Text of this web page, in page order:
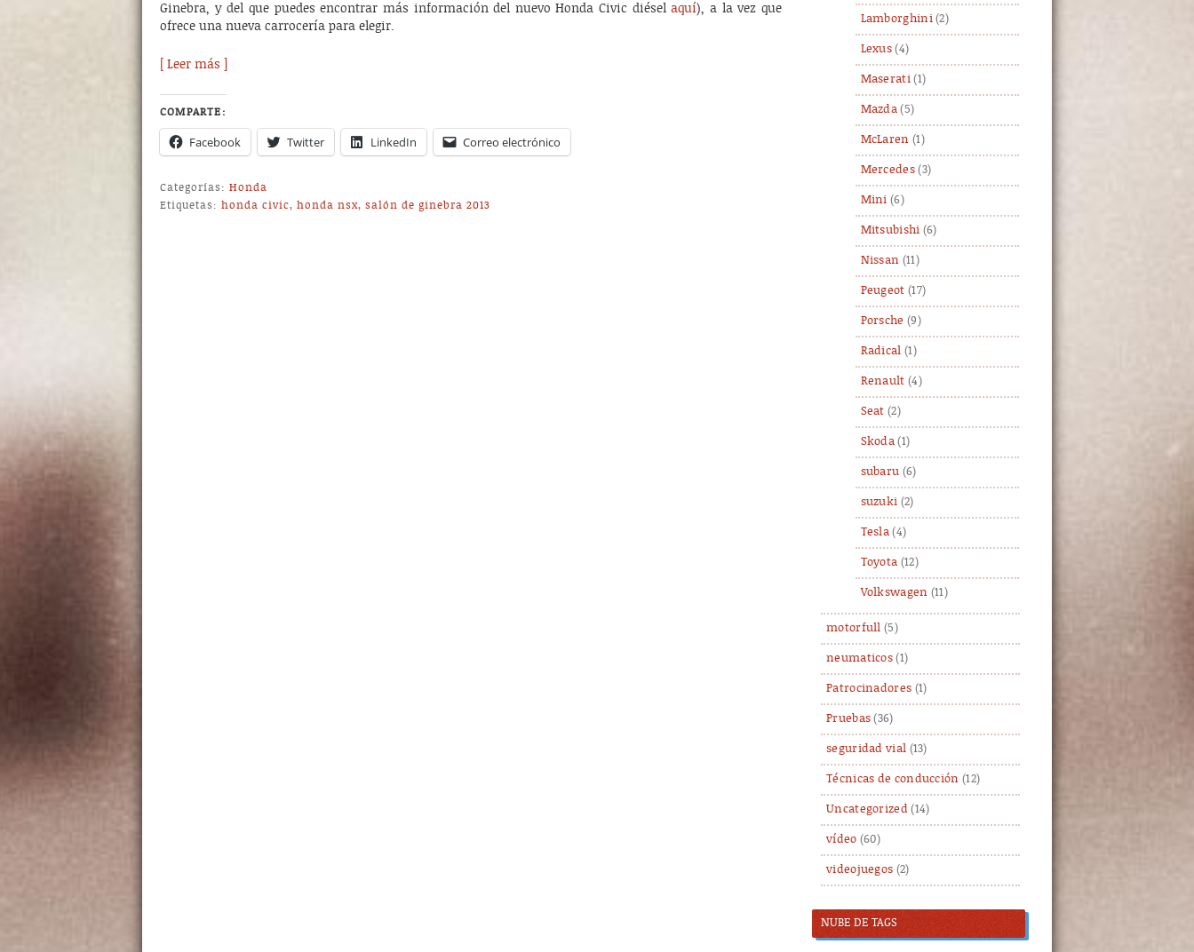
Ginebra, y del que puedes encontrar más información del nuevo Honda Civic diéselaquí), a la vez que
ofrece una nueva carrocería para elegir.
[ Leer más ]
COMPARTE:
Facebook Twitter LinkedIn Correo electrónico
Categorías: Honda
Etiquetas: honda civic, honda nsx, salón de ginebra 2013
Lamborghini(2)
Lexus (4)
Maserati(1)
Mazda (5)
McLaren (1)
Mercedes(3)
Mini (6)
Mitsubishi (6)
Nissan (11)
Peugeot (17)
Porsche (9)
Radical (1)
Renault (4)
Seat (2)
Skoda (1)
subaru (6)
suzuki (2)
Tesla (4)
Toyota (12)
Volkswagen (11)
motorfull (5)
neumaticos (1)
Patrocinadores (1)
Pruebas (36)
seguridad vial (13)
Técnicas de conducción (12)
Uncategorized(14)
vídeo (60)
videojuegos (2)
NUBE DE TAGS